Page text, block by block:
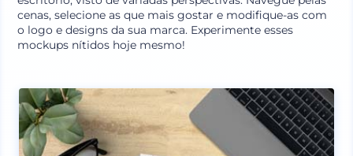
cenas, selecione as que mais gostar e modifique-as com
o logo e designs da sua marca. Experimente esses
mockups nítidos hoje mesmo!